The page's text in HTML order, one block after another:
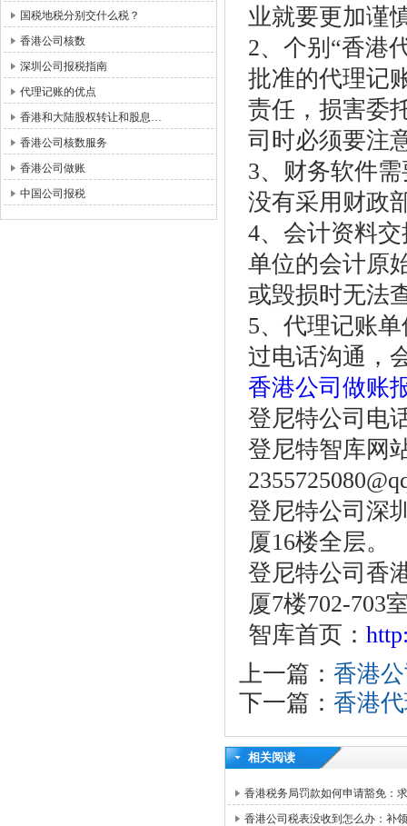
国税地税分别交什么税？
香港公司核数
深圳公司报税指南
代理记账的优点
香港和大陆股权转让和股息…
香港公司核数服务
香港公司做账
中国公司报税
业就要更加谨
2、个别“香港
批准的代理记
责任，损害委
司时必须要注
3、财务软件
没有采用财政
4、会计资料
单位的会计原
或毁损时无法
5、代理记账
过电话沟通，
香港公司做账
登尼特公司电
登尼特智库网
登尼特公司深
厦16楼全层。
登尼特公司香
厦7楼702-703
智库首页：
上一篇： 香港
下一篇： 香港
相关阅读
香港税务局罚款如何申请豁免：
香港公司税表没收到怎么办：补